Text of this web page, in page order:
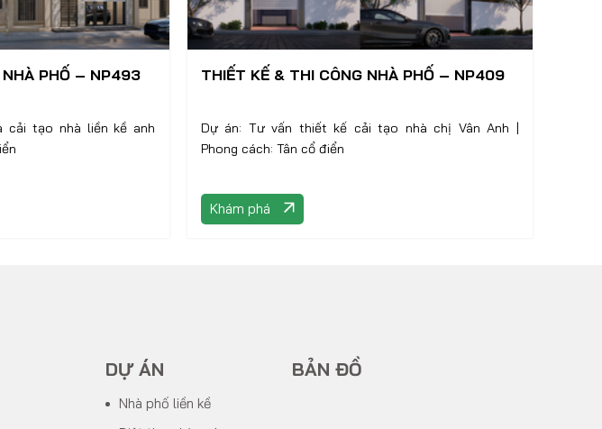
PHỐ – NP493
cải tạo nhà liền kề anh
THIẾT KẾ & THI CÔNG NHÀ PHỐ – NP409
Dự án: Tư vấn thiết kế cải tạo nhà chị Vân Anh |
Phong cách: Tân cổ điển
Khám phá
DỰ ÁN
Nhà phố liền kề
BẢN ĐỒ